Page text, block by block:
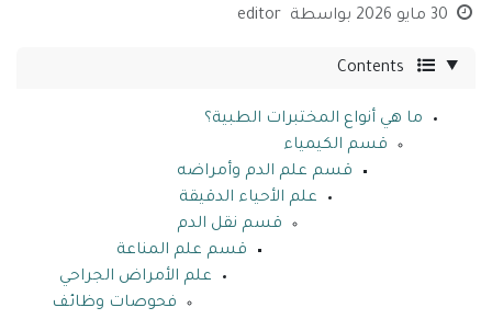
30 مايو 2026 بواسطة editor
Contents
ما هي أنواع المختبرات الطبية؟
قسم الكيمياء
قسم علم الدم وأمراضه
علم الأحياء الدقيقة
قسم نقل الدم
قسم علم المناعة
علم الأمراض الجراحي
فحوصات وظائف